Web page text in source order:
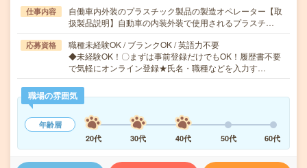
仕事内容
自働車内外装のプラスチック製品の製造オペレーター【取
扱製品説明】自動車の内装外装で使用されるプラスチ…
応募資格
職種未経験OK / ブランクOK / 英語力不要
◆未経験OK！〇まずは事前登録だけでもOK！履歴書不要
で気軽にオンライン登録★氏名・職種などを入力す…
職場の雰囲気
年齢層
20代
30代 40代 50代 60代